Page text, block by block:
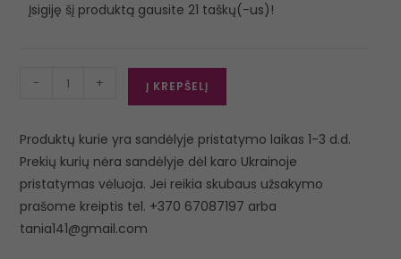
Įsigiję šį produktą gausite 21 taškų(-us)!
- + Į KREPŠELĮ
Produktų kurie yra sandėlyje pristatymo laikas 1-3 d.d.
Prekių kurių nėra sandėlyje dėl karo Ukrainoje
pristatymas vėluoja. Jei reikia skubaus užsakymo
prašome kreiptis tel. +370 67087197 arba
tania141@gmail.com